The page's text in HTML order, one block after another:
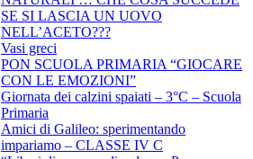
SE SI LASCIA UN UOVO
NELL’ACETO???
Vasi greci
PON SCUOLA PRIMARIA “GIOCARE
CON LE EMOZIONI”
Giornata dei calzini spaiati – 3°C – Scuola
Primaria
Amici di Galileo: sperimentando
impariamo – CLASSE IV C